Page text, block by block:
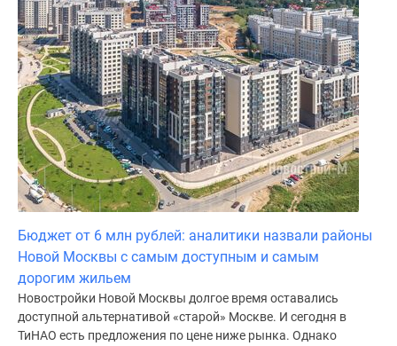
Бюджет от 6 млн рублей: аналитики назвали районы
Новой Москвы с самым доступным и самым
дорогим жильем
Новостройки Новой Москвы долгое время оставались
доступной альтернативой «старой» Москве. И сегодня в
ТиНАО есть предложения по цене ниже рынка. Однако